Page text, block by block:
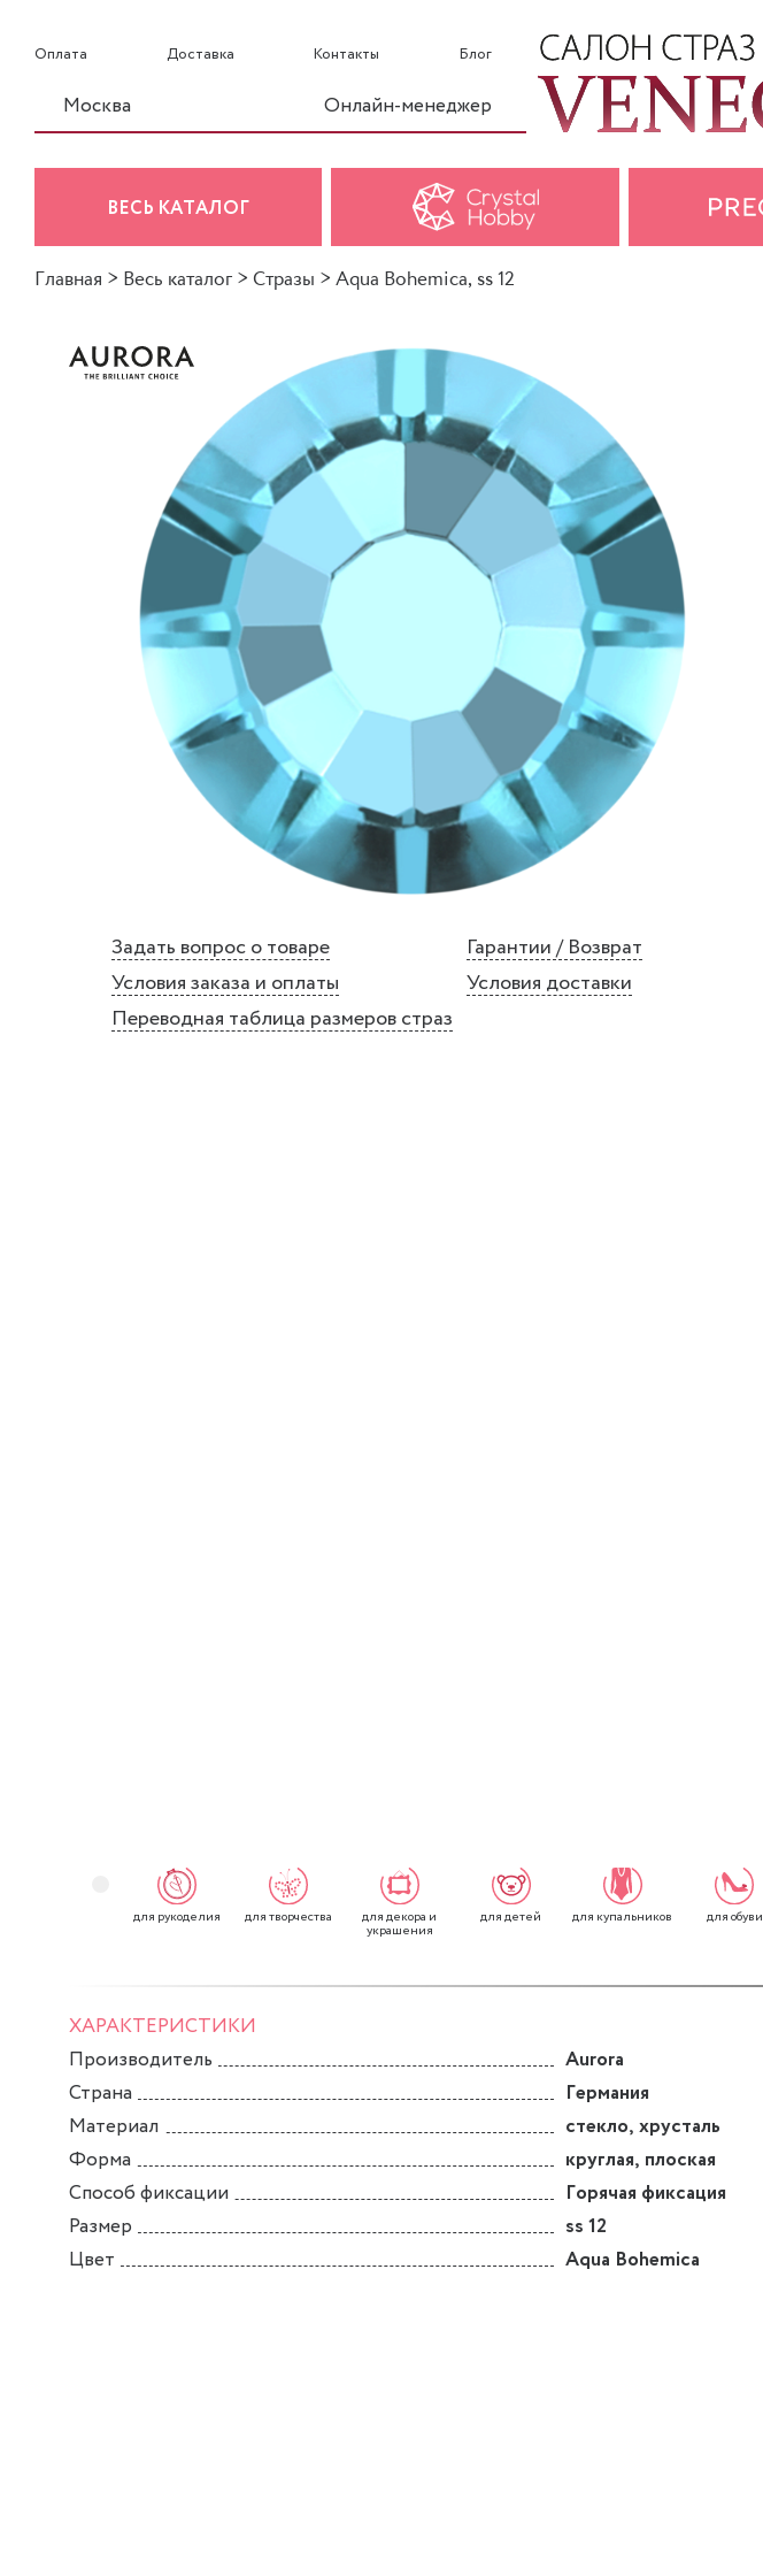
Оплата Доставка Контакты Блог
Москва Онлайн-менеджер
ВЕСЬ КАТАЛОГ
Главная > Весь каталог > Стразы > Aqua Bohemica, ss 12
Задать вопрос о товаре
Гарантии / Возврат
Условия заказа и оплаты
Условия доставки
Переводная таблица размеров страз
для рукоделия для творчества для декора и
украшения
для детей для купальников для обуви
ХАРАКТЕРИСТИКИ
Производитель
Aurora
Страна
Германия
Материал
стекло, хрусталь
Форма
круглая, плоская
Способ фиксации
Горячая фиксация
Размер
ss 12
Цвет
Aqua Bohemica